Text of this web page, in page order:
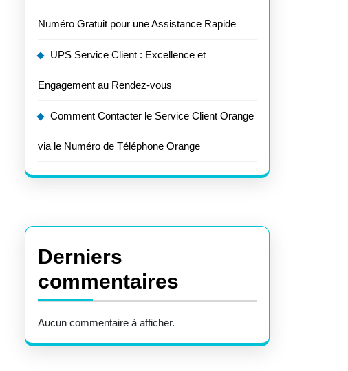
Numéro Gratuit pour une Assistance Rapide
UPS Service Client : Excellence et
Engagement au Rendez-vous
Comment Contacter le Service Client Orange
via le Numéro de Téléphone Orange
Derniers
commentaires
Aucun commentaire à afficher.